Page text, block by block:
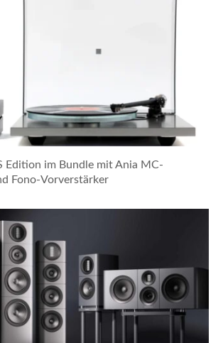
Edition im Bundle mit Ania MC-
Fono-Vorverstärker